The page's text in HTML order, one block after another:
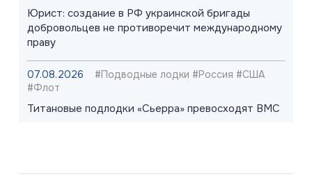
Юрист: создание в РФ украинской бригады
добровольцев не противоречит международному
праву
07.08.2026
#Подводные лодки #Россия #США
#Флот
Титановые подлодки «Сьерра» превосходят ВМС